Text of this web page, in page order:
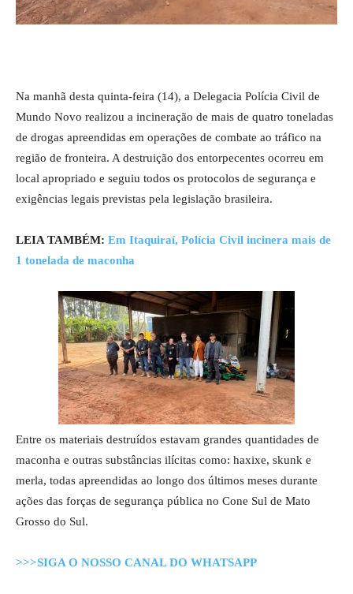
Na manhã desta quinta-feira (14), a Delegacia Polícia Civil de
Mundo Novo realizou a incineração de mais de quatro toneladas
de drogas apreendidas em operações de combate ao tráfico na
região de fronteira. A destruição dos entorpecentes ocorreu em
local apropriado e seguiu todos os protocolos de segurança e
exigências legais previstas pela legislação brasileira.
LEIA TAMBÉM: Em Itaquiraí, Polícia Civil incinera mais de
1 tonelada de maconha
Entre os materiais destruídos estavam grandes quantidades de
maconha e outras substâncias ilícitas como: haxixe, skunk e
merla, todas apreendidas ao longo dos últimos meses durante
ações das forças de segurança pública no Cone Sul de Mato
Grosso do Sul.
>>>SIGA O NOSSO CANAL DO WHATSAPP